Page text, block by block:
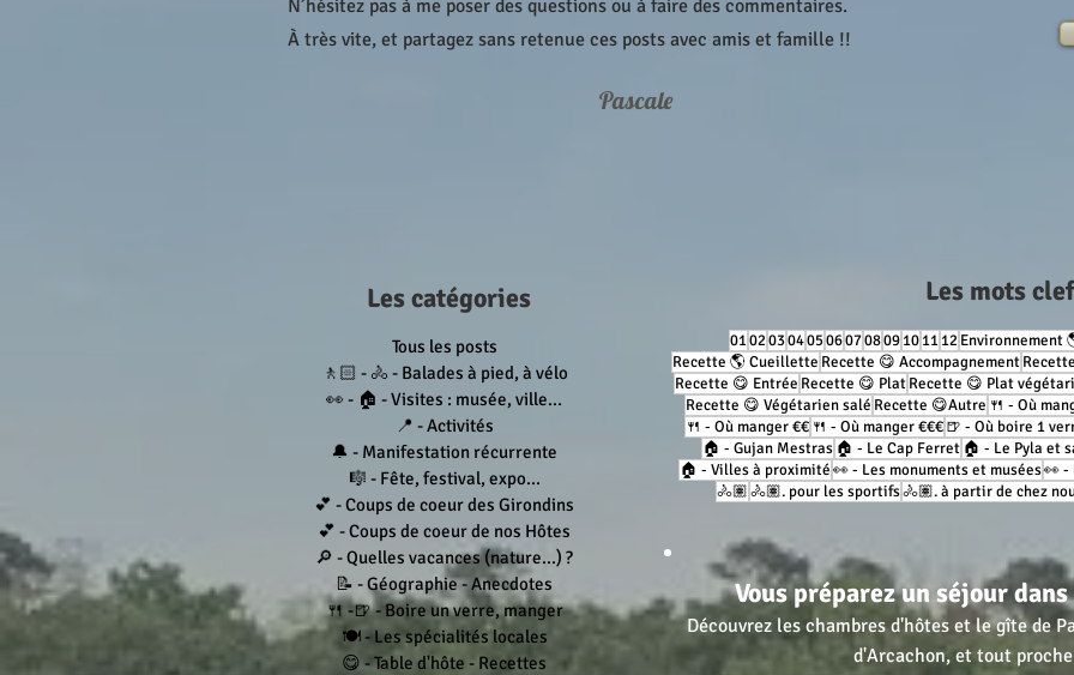
N’hésitez pas à me poser des questions ou à faire des commentaires.
À très vite, et partagez sans retenue ces posts avec amis et famille !!
Pascale
Les catégories
Tous les posts
🚶🏻 - 🚴 - Balades à pied, à vélo
👀 - 🏠 - Visites : musée, ville...
📍 - Activités
🔔 - Manifestation récurrente
🎼 - Fête, festival, expo...
💕 - Coups de coeur des Girondins
💕 - Coups de coeur de nos Hôtes
🔎 - Quelles vacances (nature...) ?
📝 - Géographie - Anecdotes
🍴 -🍺 - Boire un verre, manger
🍽 - Les spécialités locales
😋 - Table d'hôte - Recettes
Les mots
010203040506070809 10 11 12 Environnement
Recette 🌎 Cueillette Recette 😋 Accompagnement
Recette 😋 Entrée Recette 😋 PlatRecette 😋 Plat
Recette 😋 Végétarien salé Recette 😋Autre 🍴 - Où
🍴 - Où manger €€ 🍴 - Où manger €€€ 🍺 - Où boire 1
🏠 - Gujan Mestras 🏠 - Le Cap Ferret 🏠 - Le Pyla et
🏠 - Villes à proximité👀 - Les monuments et musées👀 -
🚴🏽🚴🏽. pour les sportifs🚴🏽. à partir de chez
Vous préparez un séjour
Découvrez les chambres d'hôtes et le gîte de
d'Arcachon, et tout